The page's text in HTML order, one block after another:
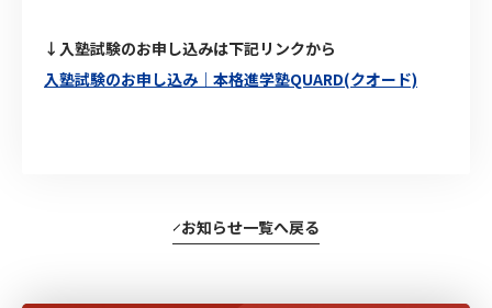
↓入塾試験のお申し込みは下記リンクから
入塾試験のお申し込み｜本格進学塾QUARD(クオード)
お知らせ一覧へ戻る